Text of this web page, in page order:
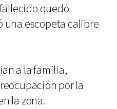
quedó
una escopeta calibre
a la familia,
por la
la zona.